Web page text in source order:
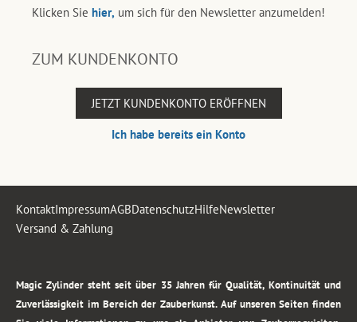
Klicken Sie hier, um sich für den Newsletter anzumelden!
ZUM KUNDENKONTO
JETZT KUNDENKONTO ERÖFFNEN
Ich habe bereits ein Konto
KontaktImpressumAGBDatenschutzHilfeNewsletter
Versand & Zahlung
Magic Zylinder steht seit über 35 Jahren für Qualität, Kontinuität und
Zuverlässigkeit im Bereich der Zauberkunst. Auf unseren Seiten finden